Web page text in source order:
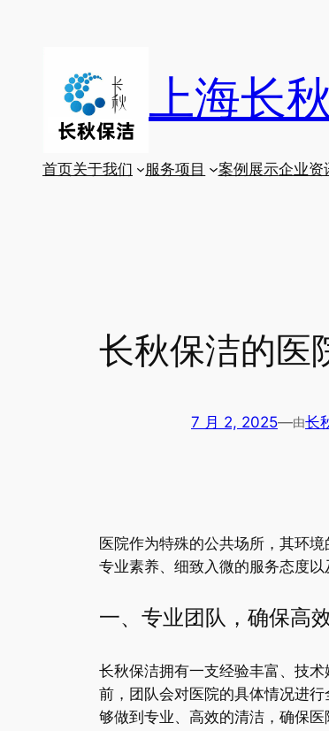
上海长
首页关于我们 服务项目 案例展示企业资
长秋保洁的医
7 月 2, 2025—由长
医院作为特殊的公共场所，其环
专业素养、细致入微的服务态度以
一、专业团队，确保高
长秋保洁拥有一支经验丰富、技
前，团队会对医院的具体情况进
够做到专业、高效的清洁，确保医